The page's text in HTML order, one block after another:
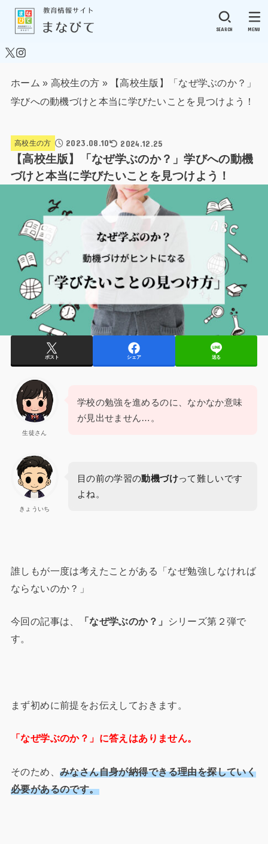
SEARCH MENU
ホーム » 高校生の方 »【高校生版】「なぜ学ぶのか？」
学びへの動機づけと本当に学びたいことを見つけよう！
高校生の方 2023.08.10 2024.12.25
【高校生版】「なぜ学ぶのか？」学びへの動機
づけと本当に学びたいことを見つけよう！
ポスト シェア 送る
生徒さん
学校の勉強を進めるのに、なかなか意味
が見出せません…。
きょういち
目の前の学習の動機づけって難しいです
よね。
誰しもが一度は考えたことがある「なぜ勉強しなければ
ならないのか？」
今回の記事は、 「なぜ学ぶのか？」
シリーズ第２弾で
す。
まず初めに前提をお伝えしておきます。
「なぜ学ぶのか？」に答えはありません。
そのため、 みなさん自身が納得できる理由を探していく
必要があるのです。